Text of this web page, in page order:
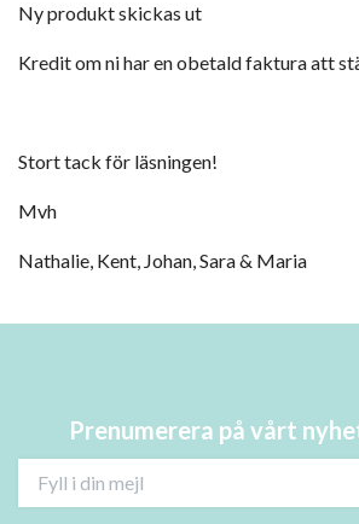
Ny produkt skickas ut
Kredit om ni har en obetald faktura att
Stort tack för läsningen!
Mvh
Nathalie, Kent, Johan, Sara & Maria
Prenumerera på vårt